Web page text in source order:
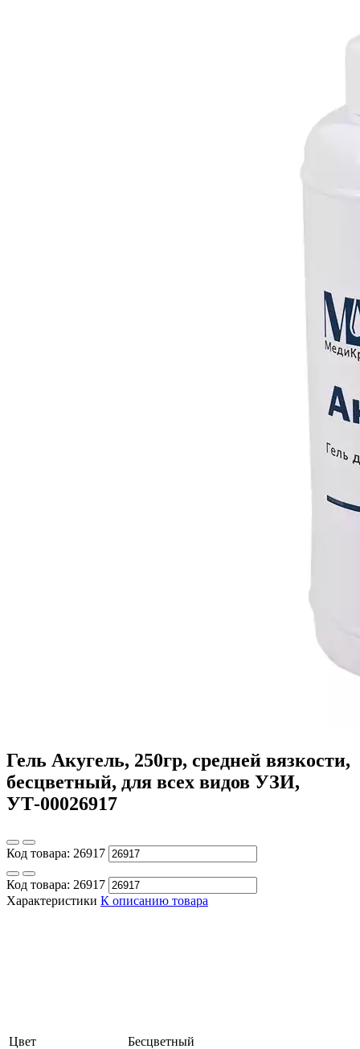
Гель Акугель, 250гр, средней вязкости,
бесцветный, для всех видов УЗИ,
УТ-00026917
Код товара: 26917
Код товара: 26917
Характеристики К описанию товара
Цвет
Бесцветный